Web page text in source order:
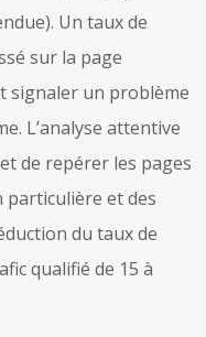
Un taux de
sur la page
signaler un problème
L’analyse attentive
de repérer les pages
et des
du taux de
qualifié de 15 à